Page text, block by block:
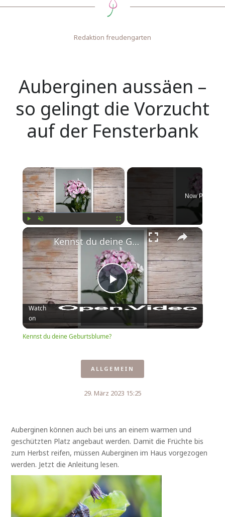
Redaktion freudengarten
Auberginen aussäen –
so gelingt die Vorzucht
auf der Fensterbank
×
Fullscreen
Now Playing
×
Play
Video
Kennst du deine Geburtsblume?
Watch
on
Kennst du deine Geburtsblume?
ALLGEMEIN
29. März 2023 15:25
Auberginen können auch bei uns an einem warmen und
geschützten Platz angebaut werden. Damit die Früchte bis
zum Herbst reifen, müssen Auberginen im Haus vorgezogen
werden. Jetzt die Anleitung lesen.